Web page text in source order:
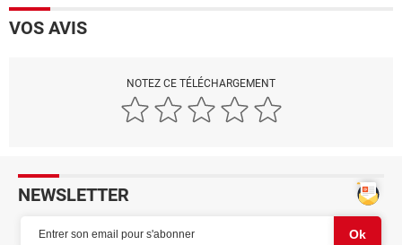
VOS AVIS
NOTEZ CE TÉLÉCHARGEMENT
NEWSLETTER